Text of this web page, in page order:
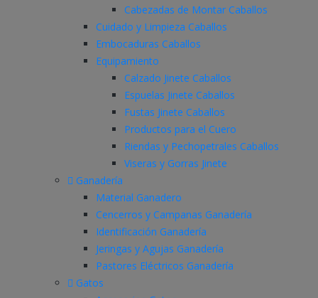
Cabezadas de Montar Caballos
Cuidado y Limpieza Caballos
Embocaduras Caballos
Equipamiento
Calzado Jinete Caballos
Espuelas Jinete Caballos
Fustas Jinete Caballos
Productos para el Cuero
Riendas y Pechopetrales Caballos
Viseras y Gorras Jinete
Ganadería
Material Ganadero
Cencerros y Campanas Ganadería
Identificación Ganadería
Jeringas y Agujas Ganadería
Pastores Eléctricos Ganadería
Gatos